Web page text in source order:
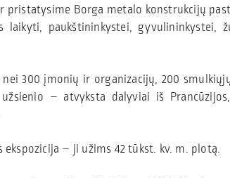
pristatysime Borga metalo konstrukcijų
paukštininkystei, gyvulininkystei,
300 įmonių ir organizacijų, 200
– atvyksta dalyviai iš
– ji užims 42 tūkst. kv. m. plotą.